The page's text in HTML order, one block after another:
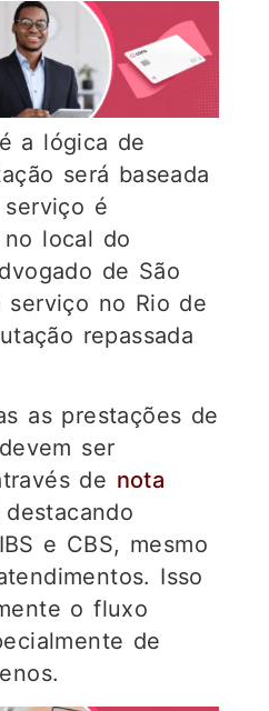
a lógica de
será baseada
é
local do
de São
serviço no Rio de
repassada
as prestações de
ser
de nota
destacando
e CBS, mesmo
Isso
o fluxo
de